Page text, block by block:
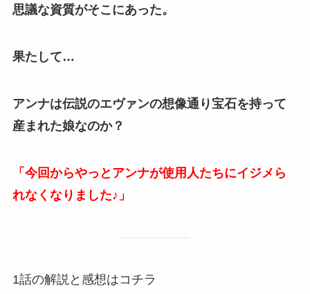
思議な資質がそこにあった。
果たして…
アンナは伝説のエヴァンの想像通り宝石を持って
産まれた娘なのか？
「今回からやっとアンナが使用人たちにイジメら
れなくなりました♪」
1話の解説と感想はコチラ